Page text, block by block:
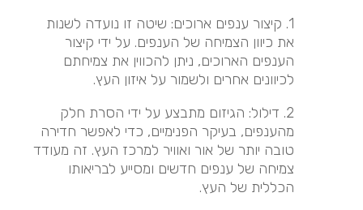
1. קיצור ענפים ארוכים: שיטה זו נועדה לשנות
את כיוון הצמיחה של הענפים. על ידי קיצור
הענפים הארוכים, ניתן להכווין את צמיחתם
לכיוונים אחרים ולשמור על איזון העץ.
2. דילול: הגיזום מתבצע על ידי הסרת חלק
מהענפים, בעיקר הפנימיים, כדי לאפשר חדירה
טובה יותר של אור ואוויר למרכז העץ. זה מעודד
צמיחה של ענפים חדשים ומסייע לבריאותו
הכללית של העץ.